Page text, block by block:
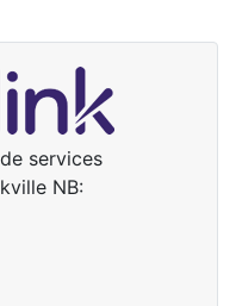
services
NB: